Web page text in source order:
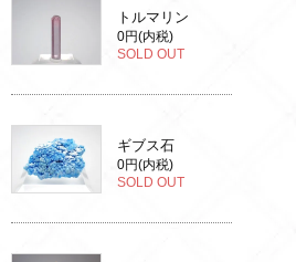
トルマリン
0円(内税)
SOLD OUT
ギブス石
0円(内税)
SOLD OUT